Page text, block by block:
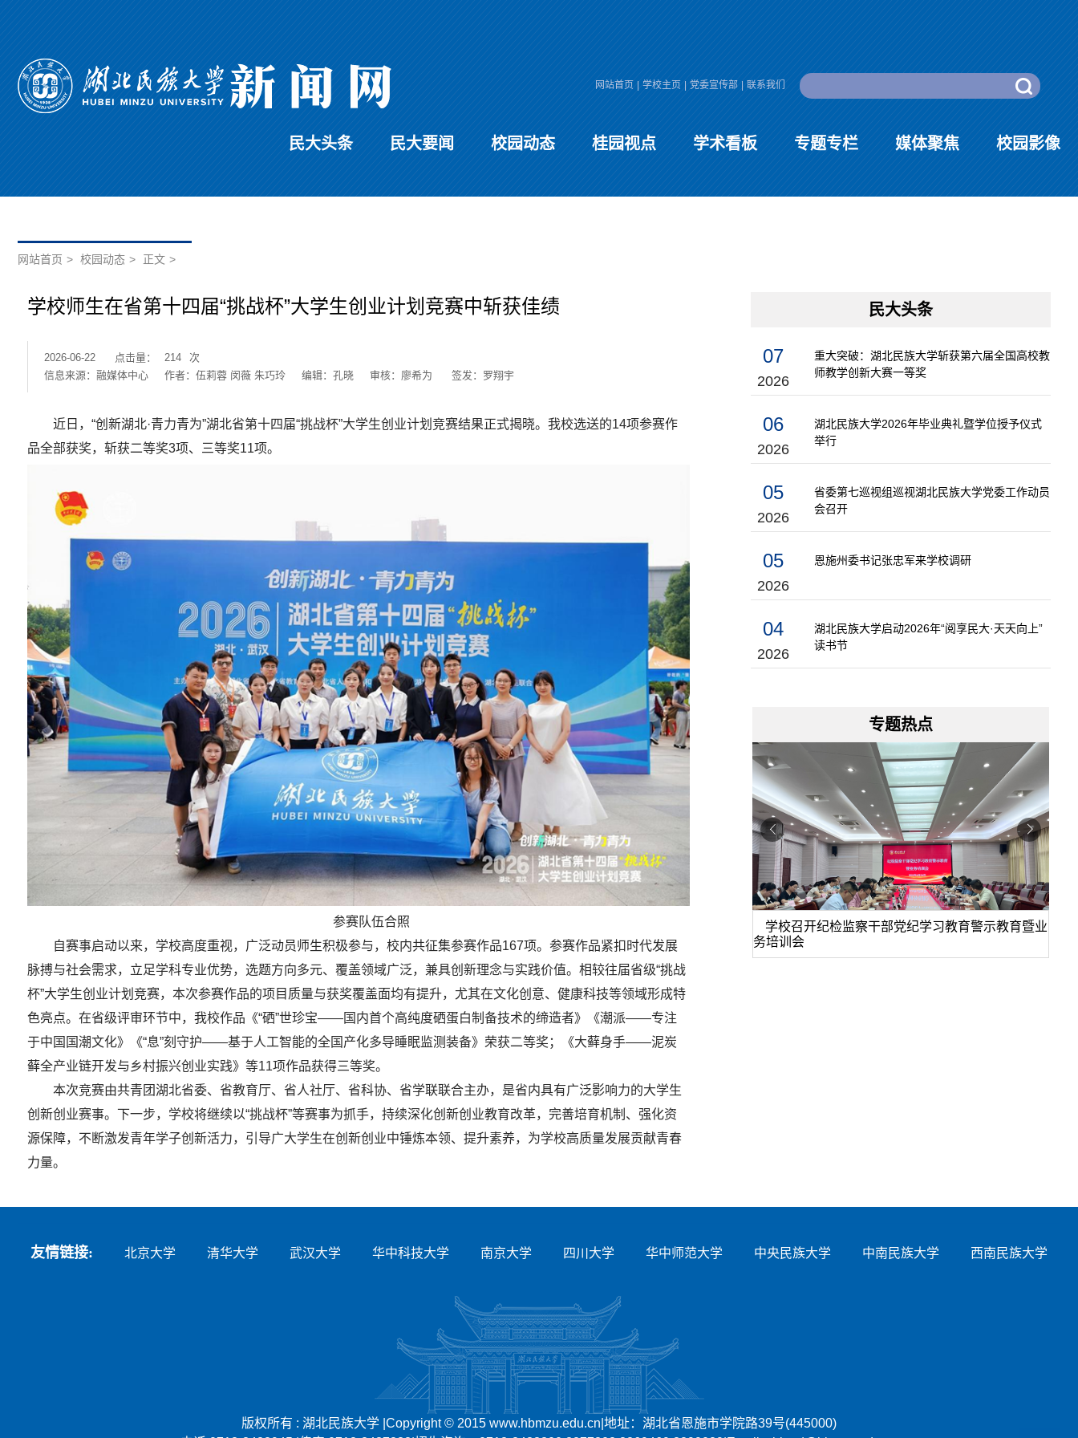
网站首页 学校主页 党委宣传部 联系我们
民大头条 民大要闻 校园动态 桂园视点 学术看板 专题专栏 媒体聚焦 校园影像
网站首页 > 校园动态 > 正文 >
学校师生在省第十四届“挑战杯”大学生创业计划竞赛中斩获佳绩
2026-06-22 点击量： 214
次
信息来源：融媒体中心
作者：伍莉蓉 闵薇 朱巧玲 编辑：孔晓 审核：廖希为 签发：罗翔宇
近日，“创新湖北·青力青为”湖北省第十四届“挑战杯”大学生创业计划竞赛结果正式揭晓。我校选送的14项参赛作
品全部获奖，斩获二等奖3项、三等奖11项。
参赛队伍合照
自赛事启动以来，学校高度重视，广泛动员师生积极参与，校内共征集参赛作品167项。参赛作品紧扣时代发展
脉搏与社会需求，立足学科专业优势，选题方向多元、覆盖领域广泛，兼具创新理念与实践价值。相较往届省级“挑战
杯”大学生创业计划竞赛，本次参赛作品的项目质量与获奖覆盖面均有提升，尤其在文化创意、健康科技等领域形成特
色亮点。在省级评审环节中，我校作品《“硒”世珍宝——国内首个高纯度硒蛋白制备技术的缔造者》《潮派——专注
于中国国潮文化》《“息”刻守护——基于人工智能的全国产化多导睡眠监测装备》荣获二等奖；《大藓身手——泥炭
藓全产业链开发与乡村振兴创业实践》等11项作品获得三等奖。
本次竞赛由共青团湖北省委、省教育厅、省人社厅、省科协、省学联联合主办，是省内具有广泛影响力的大学生
创新创业赛事。下一步，学校将继续以“挑战杯”等赛事为抓手，持续深化创新创业教育改革，完善培育机制、强化资
源保障，不断激发青年学子创新活力，引导广大学生在创新创业中锤炼本领、提升素养，为学校高质量发展贡献青春
力量。
民大头条
07
2026
重大突破：湖北民族大学斩获第六届全国高校教
师教学创新大赛一等奖
06
2026
湖北民族大学2026年毕业典礼暨学位授予仪式
举行
05
2026
省委第七巡视组巡视湖北民族大学党委工作动员
会召开
05
2026
恩施州委书记张忠军来学校调研
04
2026
湖北民族大学启动2026年“阅享民大·天天向上”
读书节
专题热点
湖北民族大学师生集中收看纪念中国人民抗日战争
暨世界反法西斯战争胜利80周年大会直播
务培训会
学校召开纪检监察干部党纪学习教育推进会
友情链接: 北京大学 清华大学 武汉大学 华中科技大学 南京大学 四川大学 华中师范大学 中央民族大学 中南民族大学 西南民族大学
版权所有 : 湖北民族大学 |Copyright © 2015 www.hbmzu.edu.cn|地址：湖北省恩施市学院路39号(445000)